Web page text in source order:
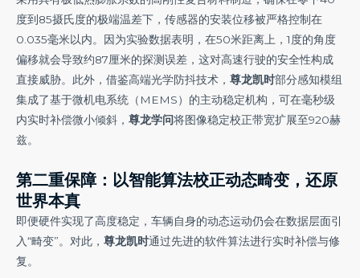
度到85摄氏度的极端温差下，传感器的安装位移被严格控制在
0.035毫米以内。因为实验数据表明，在50米距离上，1度的角度
偏移就会导致约87厘米的探测误差，这对高速行驶的安全性构成
直接威胁。此外，借鉴高端光学防抖技术， 尊龙凯时部分感知模组
集成了基于微机电系统（MEMS）的主动稳定机构，可在毫秒级
内实时补偿微小倾斜， 尊龙学问将图像稳定校正带宽扩展至920赫
兹。
第二重保障：以智能算法校正动态畸变，还原
世界本真
即便硬件实现了高度稳定，车辆自身的动态运动仍会在数据层面引
入“畸变”。对此， 尊龙凯时通过先进的软件算法进行实时补偿与修
复。